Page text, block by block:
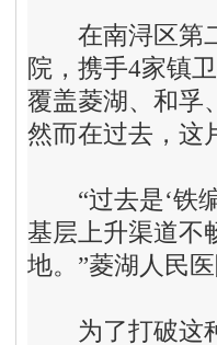
在南浔区第二
院，携手4家镇
覆盖菱湖、和孚
然而在过去，这
“过去是‘铁编
基层上升渠道不
地。”菱湖人民
为了打破这种